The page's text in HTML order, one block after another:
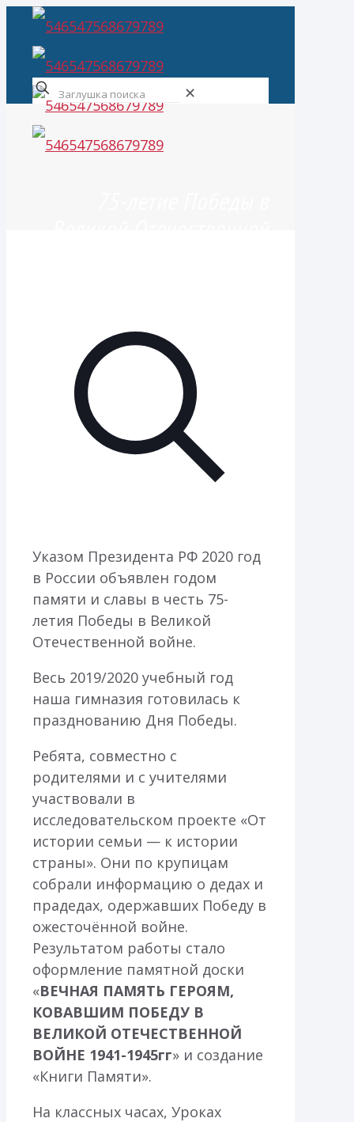
✕
Указом Президента РФ 2020 год
в России объявлен годом
памяти и славы в честь 75-
летия Победы в Великой
Отечественной войне.
Весь 2019/2020 учебный год
наша гимназия готовилась к
празднованию Дня Победы.
Ребята, совместно с
родителями и с учителями
участвовали в
исследовательском проекте «От
истории семьи — к истории
страны». Они по крупицам
собрали информацию о дедах и
прадедах, одержавших Победу в
ожесточённой войне.
Результатом работы стало
оформление памятной доски
«ВЕЧНАЯ ПАМЯТЬ ГЕРОЯМ,
КОВАВШИМ ПОБЕДУ В
ВЕЛИКОЙ ОТЕЧЕСТВЕННОЙ
ВОЙНЕ 1941-1945гг» и создание
«Книги Памяти».
На классных часах, Уроках